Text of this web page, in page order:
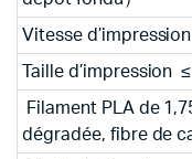
Vitesse
Taille d’impression
Filament PLA de
dégradée, fibre de